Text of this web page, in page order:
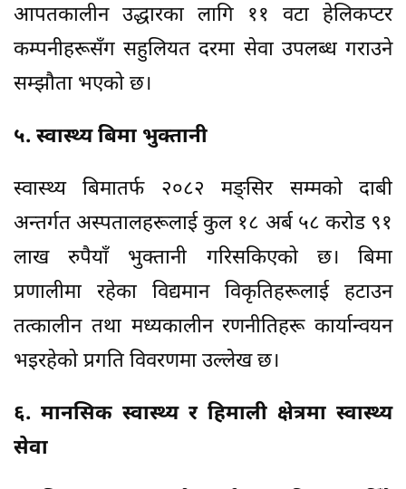
आपतकालीन उद्धारका लागि ११ वटा हेलिकप्टर
कम्पनीहरूसँग सहुलियत दरमा सेवा उपलब्ध गराउने
सम्झौता भएको छ।
५. स्वास्थ्य बिमा भुक्तानी
स्वास्थ्य बिमातर्फ २०८२ मङ्सिर सम्मको दाबी
अन्तर्गत अस्पतालहरूलाई कुल १८ अर्ब ५८ करोड ९१
लाख रुपैयाँ भुक्तानी गरिसकिएको छ। बिमा
प्रणालीमा रहेका विद्यमान विकृतिहरूलाई हटाउन
तत्कालीन तथा मध्यकालीन रणनीतिहरू कार्यान्वयन
भइरहेको प्रगति विवरणमा उल्लेख छ।
६. मानसिक स्वास्थ्य र हिमाली क्षेत्रमा स्वास्थ्य
सेवा